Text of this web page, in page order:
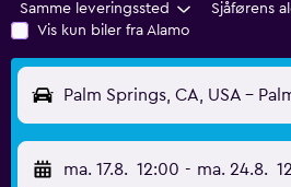
Samme leveringssted Sjåførens
Vis kun biler fra Alamo
Palm Springs, CA, USA -
ma. 17.8. 12:00 - ma. 24.8.